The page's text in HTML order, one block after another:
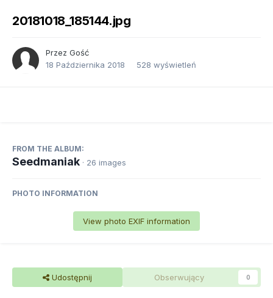
20181018_185144.jpg
Przez Gość
18 Października 2018
528 wyświetleń
FROM THE ALBUM:
Seedmaniak · 26 images
PHOTO INFORMATION
View photo EXIF information
Udostępnij Obserwujący 0